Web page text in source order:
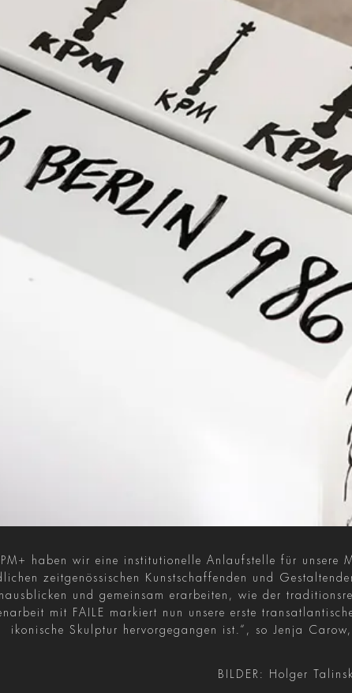
haben wir eine institutionelle Anlaufstelle für unsere
zeitgenössischen Kunstschaffenden und
und gemeinsam erarbeiten, wie der
mit FAILE markiert nun unsere erste
ikonische Skulptur hervorgegangen ist.“, so Jenja
BILDER: Holger